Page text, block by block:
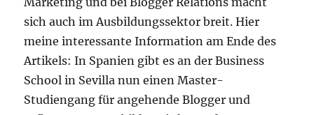
sich auch im Ausbildungssektor breit. Hier
meine interessante Information am Ende des
Artikels: In Spanien gibt es an der Business
School in Sevilla nun einen Master-
Studiengang für angehende Blogger und